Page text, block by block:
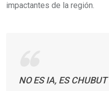
impactantes de la región.
NO ES IA, ES CHUBUT